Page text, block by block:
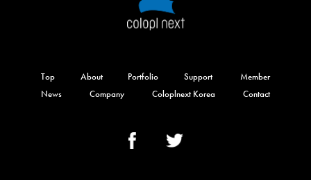
Top About Portfolio Support
Member
News
Company Coloplnext Korea Contact